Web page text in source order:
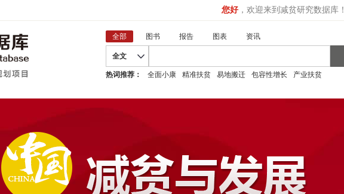
您好 ，欢迎来到减贫研究数据库！
全部 图书 报告 图表 资讯
全文
热词推荐： 全面小康 精准扶贫 易地搬迁 包容性增长 产业扶贫